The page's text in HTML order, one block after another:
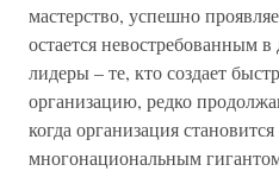
мастерство, успешно
остается невостребованным
лидеры – те, кто создает
организацию, редко
когда организация
многонациональным